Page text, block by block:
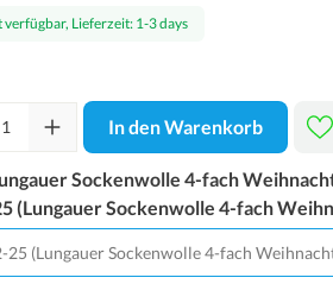
verfügbar, Lieferzeit: 1-3 days
In den Warenkorb
Sockenwolle 4-fach
(Lungauer Sockenwolle 4-fach